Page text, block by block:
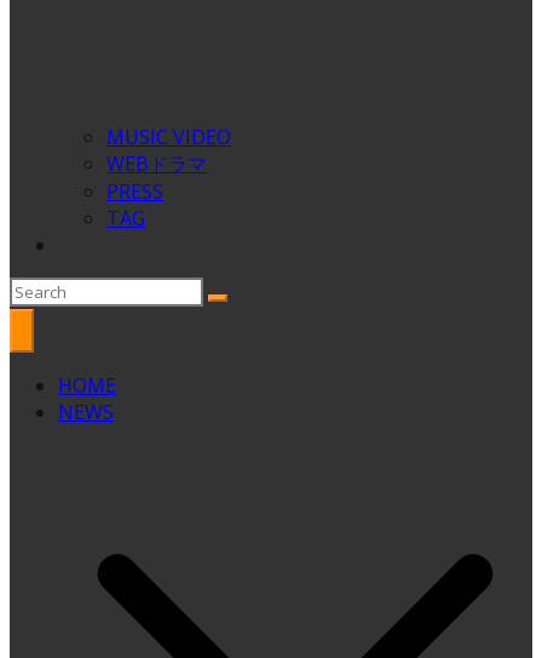
MUSIC VIDEO
WEBドラマ
PRESS
TAG
HOME
NEWS